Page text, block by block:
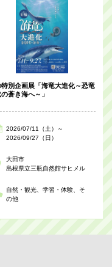
特別企画展「海竜大進化～恐竜
蒼き海へ～」
2026/07/11（土）～
2026/09/27（日）
大田市
島根県立三瓶自然館サヒメル
自然・観光 学習・体験
そ
の他